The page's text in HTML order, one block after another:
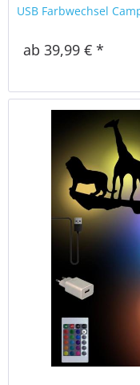
USB Farbwechsel
ab 39,99 € *